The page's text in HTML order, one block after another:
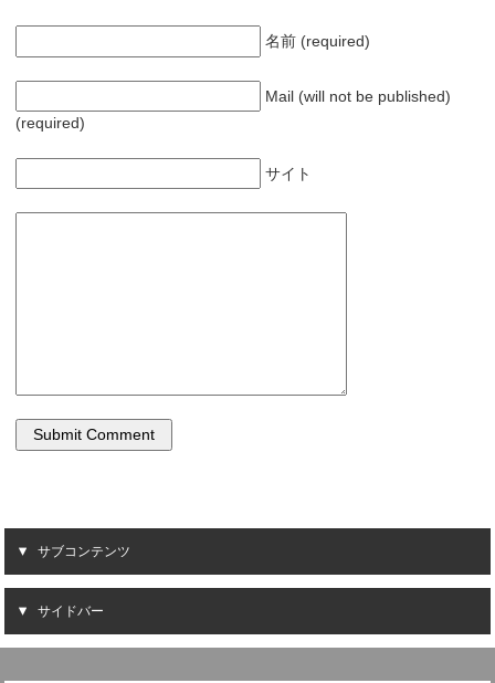
名前 (required)
Mail (will not be published)
(required)
サイト
サブコンテンツ
サイドバー